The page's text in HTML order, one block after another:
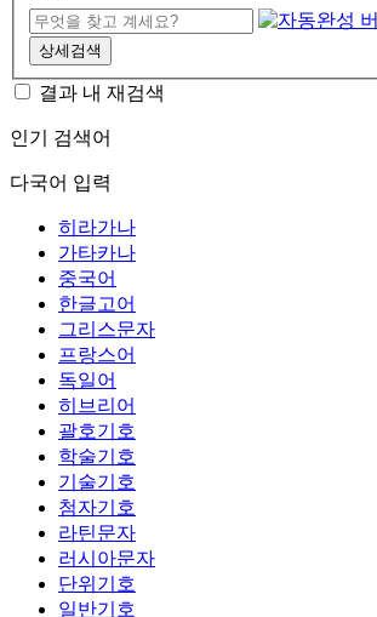
상세검색
결과 내 재검색
인기 검색어
다국어 입력
히라가나
가타카나
중국어
한글고어
그리스문자
프랑스어
독일어
히브리어
괄호기호
학술기호
기술기호
첨자기호
라틴문자
러시아문자
단위기호
일반기호